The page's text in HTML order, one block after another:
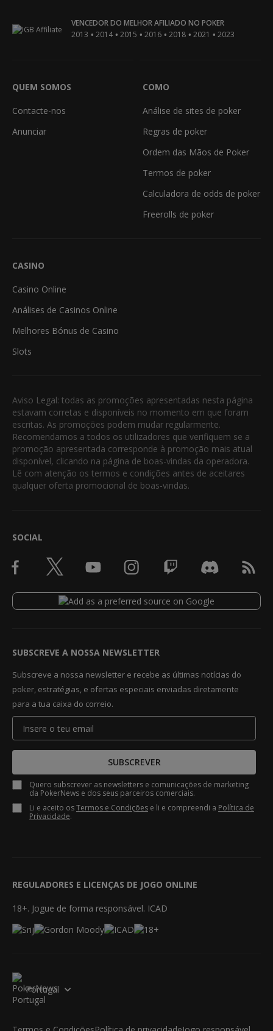
VENCEDOR DO MELHOR AFILIADO NO POKER
2013 • 2014 • 2015 • 2016 • 2018 • 2021 • 2023
QUEM SOMOS
Contacte-nos
Anunciar
COMO
Análise de sites de poker
Regras de poker
Ordem das Mãos de Poker
Termos de poker
Calculadora de odds de poker
Freerolls de poker
CASINO
Casino Online
Análises de Casinos Online
Melhores Bónus de Casino
Slots
Aviso Legal: todas as promoções apresentadas nesta página
estavam corretas e disponíveis no momento em que foram
escritas. As promoções podem mudar regularmente.
Recomendamos a todos os utilizadores que verifiquem se a
promoção apresentada corresponde à promoção mais atual
disponível, clicando na página de boas-vindas da operadora.
Lê com atenção os termos e condições antes de aceitares
qualquer oferta promocional de boas-vindas.
SOCIAL
SUBSCREVE A NOSSA NEWSLETTER
Subscreve a nossa newsletter e recebe as últimas notícias do
poker, estratégias, e ofertas especiais enviadas diretamente
para a tua caixa do correio.
SUBSCREVER
Quero subscrever as newsletters e comunicações de marketing
da PokerNews e dos seus parceiros comerciais.
Li e aceito osTermos e Condições e li e compreendi a Política de
Privacidade.
REGULADORES E LICENÇAS DE JOGO ONLINE
18+. Jogue de forma responsável. ICAD
Portugal